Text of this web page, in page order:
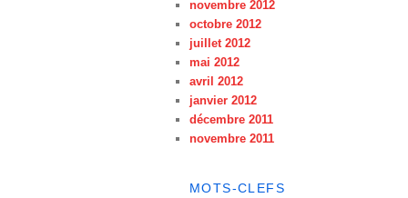
novembre 2012
octobre 2012
juillet 2012
mai 2012
avril 2012
janvier 2012
décembre 2011
novembre 2011
MOTS-CLEFS